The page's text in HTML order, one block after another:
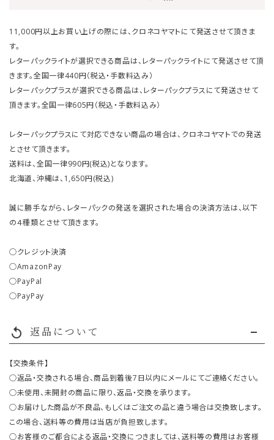
11,000円以上お買い上げの際には、クロネコヤマトにて発送させて頂きま
す。
レターパックライトが選択できる商品は、レターパックライトにて発送させて頂
きます。全国一律440円（税込・手数料込み）
レターパックプラスが選択できる商品は、レターパックプラスにて発送させて
頂きます。全国一律605円（税込・手数料込み）
レターパックプラスにて対応できない商品の場合は、クロネコヤマトでの発送
とさせて頂きます。
送料は、全国一律990円(税込)となります。
北海道、沖縄は、1,650円(税込)
誠に勝手ながら、レターパックの発送を選択された場合の決済方法は、以下
の４種類とさせて頂きます。
○クレジット決済
○AmazonPay
○PayPal
○PayPay
replay 返品について
【交換条件】
○返品・交換される場合、商品到着後7日以内にメールにてご連絡ください。
○未使用、未開封の商品に限り、返品・交換を承ります。
○お届けした商品が不良品、もしくはご注文の品と違う場合は交換致します。
この場合、送料等の費用は当店が負担致します。
○お客様のご都合による返品・交換につきましては、送料等の費用はお客様